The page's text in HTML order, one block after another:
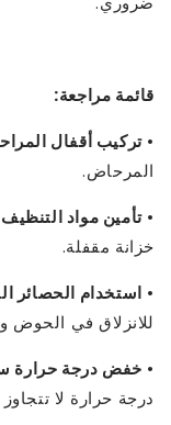
قائمة مراجعة:
تركيب أقفال
المرحاض.
تأمين مواد التنظيف:
خزانة مقفلة.
استخدام الحصائر
للانزلاق في الحوض
خفض درجة حرارة
درجة حرارة لا تتجاوز 48°C لتجنب الحروق.